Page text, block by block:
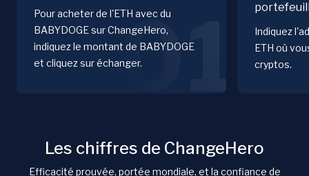
Pour acheter de l'ETH avec du
BABYDOGE sur ChangeHero,
indiquez le montant de BABYDOGE
et cliquez sur échanger.01
Indiquez
ETH où
cryptos.
Les chiffres de ChangeHero
Efficacité prouvée, portée mondiale, et la confiance de